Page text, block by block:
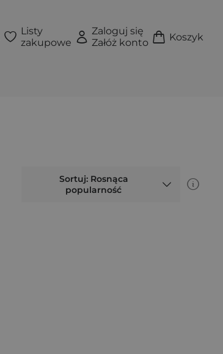
Listy
zakupowe
Zaloguj się
Załóż konto
Koszyk
Sortuj: Rosnąca
popularność